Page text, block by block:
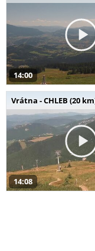
14:00
Vrátna - CHLEB (20
14:08